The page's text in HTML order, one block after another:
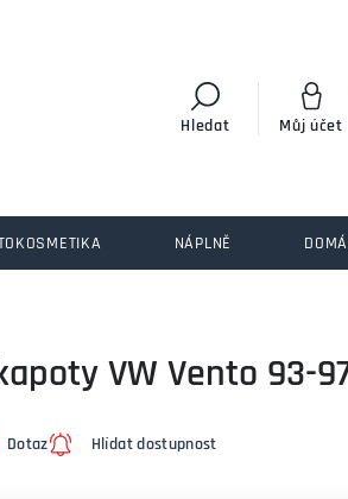
Hledat Můj účet
NÁPLNĚ
VW Vento 93-
Dotaz Hlídat dostupnost